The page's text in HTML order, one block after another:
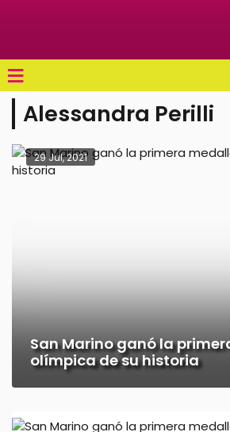
≡
Alessandra Perilli
29 Jul, 2021
San Marino ganó la
olímpica de su historia